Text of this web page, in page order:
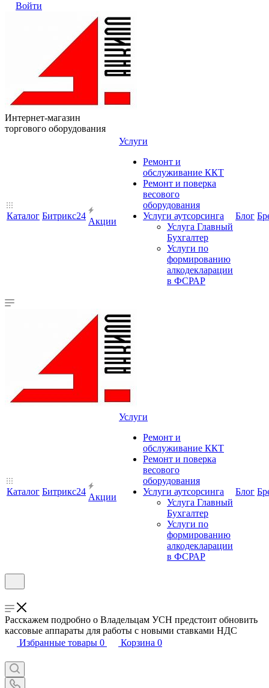
Войти
Интернет-магазин
торгового оборудования
Каталог Битрикс24
Акции
Услуги
Ремонт и
обслуживание ККТ
Ремонт и поверка
весового
оборудования
Услуги аутсорсинга
Услуга Главный
Бухгалтер
Услуги по
формированию
алкодекларации
в ФСРАР
Блог
Каталог Битрикс24
Акции
Услуги
Ремонт и
обслуживание ККТ
Ремонт и поверка
весового
оборудования
Услуги аутсорсинга
Услуга Главный
Бухгалтер
Услуги по
формированию
алкодекларации
в ФСРАР
Блог
Расскажем подробно о Владельцам УСН предстоит обновить
кассовые аппараты для работы с новыми ставками НДС
Избранные товары 0 Корзина 0